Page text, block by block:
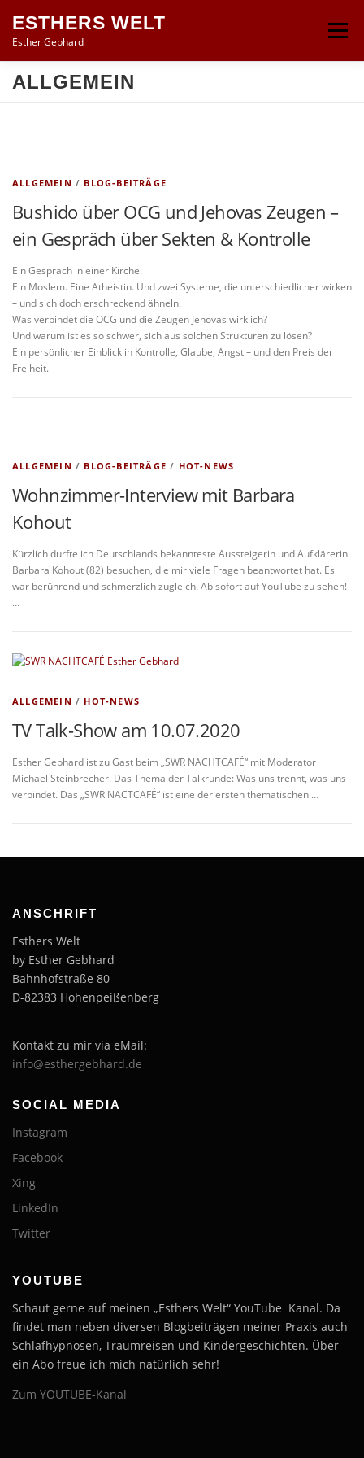
Inhalt
springen
ESTHERS WELT
Esther Gebhard
Menü
START ESTHER GEBHARD
ALLGEMEIN
ALLGEMEIN / BLOG-BEITRÄGE
Bushido über OCG und Jehovas Zeugen –
ein Gespräch über Sekten & Kontrolle
Ein Gespräch in einer Kirche.
Ein Moslem. Eine Atheistin. Und zwei Systeme, die unterschiedlicher wirken
– und sich doch erschreckend ähneln.
Was verbindet die OCG und die Zeugen Jehovas wirklich?
Und warum ist es so schwer, sich aus solchen Strukturen zu lösen?
Ein persönlicher Einblick in Kontrolle, Glaube, Angst – und den Preis der
Freiheit.
ALLGEMEIN / BLOG-BEITRÄGE / HOT-NEWS
Wohnzimmer-Interview mit Barbara
Kohout
Kürzlich durfte ich Deutschlands bekannteste Aussteigerin und Aufklärerin
Barbara Kohout (82) besuchen, die mir viele Fragen beantwortet hat. Es
war berührend und schmerzlich zugleich. Ab sofort auf YouTube zu sehen!
…
ALLGEMEIN / HOT-NEWS
TV Talk-Show am 10.07.2020
Esther Gebhard ist zu Gast beim „SWR NACHTCAFÉ“ mit Moderator
Michael Steinbrecher. Das Thema der Talkrunde: Was uns trennt, was uns
verbindet. Das „SWR NACTCAFÉ“ ist eine der ersten thematischen …
ANSCHRIFT
Esthers Welt
by Esther Gebhard
Bahnhofstraße 80
D-82383 Hohenpeißenberg
Kontakt zu mir via eMail:
info@esthergebhard.de
SOCIAL MEDIA
Instagram
Facebook
Xing
LinkedIn
Twitter
YOUTUBE
Schaut gerne auf meinen „Esthers Welt“ YouTube Kanal. Da
findet man neben diversen Blogbeiträgen meiner Praxis auch
Schlafhypnosen, Traumreisen und Kindergeschichten. Über
ein Abo freue ich mich natürlich sehr!
Zum YOUTUBE-Kanal